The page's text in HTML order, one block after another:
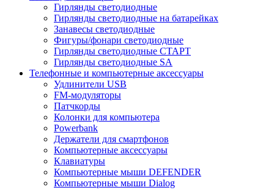
Гирлянды светодиодные
Гирлянды светодиодные на батарейках
Занавесы светодиодные
Фигуры/фонари светодиодные
Гирлянды светодиодные CТАРТ
Гирлянды светодиодные SA
Телефонные и компьютерные аксессуары
Удлинители USB
FM-модуляторы
Патчкорды
Колонки для компьютера
Powerbank
Держатели для смартфонов
Компьютерные аксессуары
Клавиатуры
Компьютерные мыши DEFENDER
Компьютерные мыши Dialog